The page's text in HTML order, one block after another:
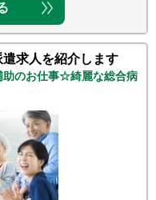
求人を紹介します
助のお仕事☆綺麗な総合病